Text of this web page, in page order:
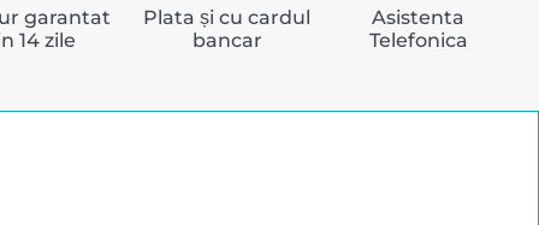
garantat
14 zile
Plata și cu cardul
bancar
Asistenta
Telefonica